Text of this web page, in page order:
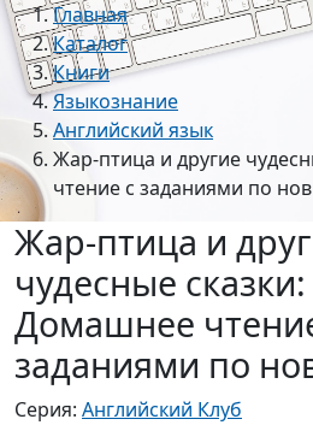
Главная
Каталог
Книги
Языкознание
Английский язык
Жар-птица и другие
чтение с заданиями по
Жар-птица и
чудесные сказки:
Домашнее
заданиями по
Серия: Английский Клуб